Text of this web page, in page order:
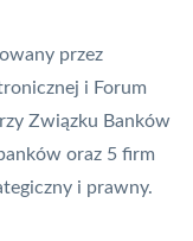
przez
i Forum
Związku Banków
oraz 5 firm
i prawny.